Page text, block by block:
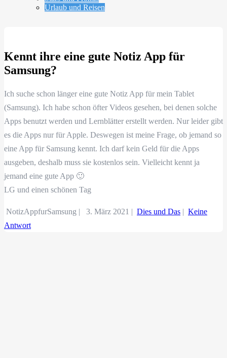
Urlaub und Reisen
Kennt ihre eine gute Notiz App für
Samsung?
Ich suche schon länger eine gute Notiz App für mein Tablet
(Samsung). Ich habe schon öfter Videos gesehen, bei denen solche
Apps benutzt werden und Lernblätter erstellt werden. Nur leider gibt
es die Apps nur für Apple. Deswegen ist meine Frage, ob jemand so
eine App für Samsung kennt. Ich darf kein Geld für die Apps
ausgeben, deshalb muss sie kostenlos sein. Vielleicht kennt ja
jemand eine gute App 🙂
LG und einen schönen Tag
NotizAppfurSamsung | 3. März 2021 | Dies und Das | Keine
Antwort